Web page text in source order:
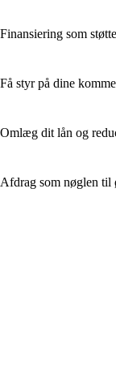
Finansiering som
Få styr på dine
Omlæg dit lån og
Afdrag som nøglen til